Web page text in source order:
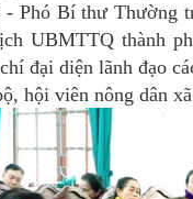
- Phó Bí thư Thường
UBMTTQ thành
đại diện lãnh đạo
hội viên nông dân